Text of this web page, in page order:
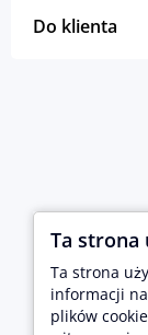
Do klienta
Ta strona
Ta strona
informacji
plików